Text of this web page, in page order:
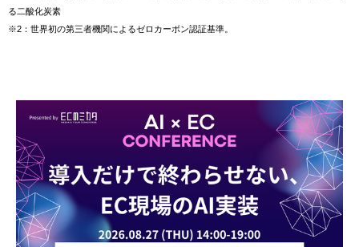
る二酸化炭素
※2：世界初の第三者機関によるゼロカーボン認証基準。